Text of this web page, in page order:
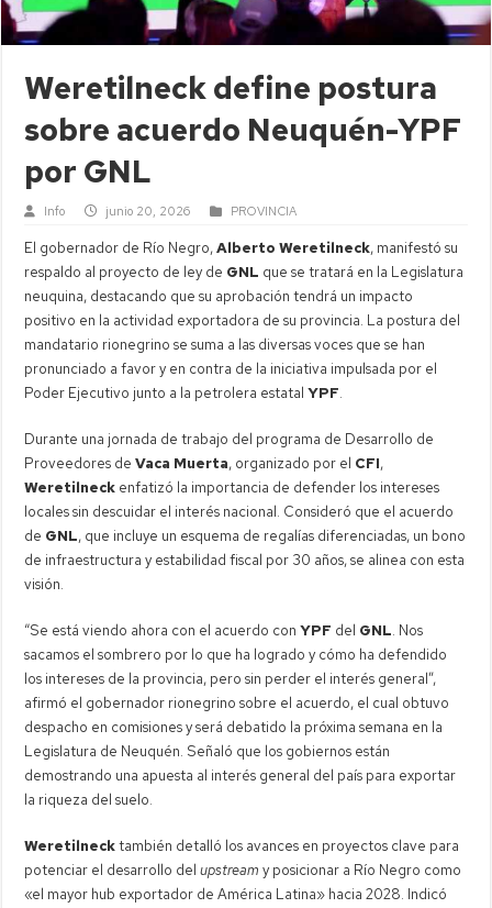
Weretilneck define postura
sobre acuerdo Neuquén-YPF
por GNL
Info junio 20, 2026 PROVINCIA
El gobernador de Río Negro,Alberto Weretilneck, manifestó su
respaldo al proyecto de ley de GNL que se tratará en la Legislatura
neuquina, destacando que su aprobación tendrá un impacto
positivo en la actividad exportadora de su provincia. La postura del
mandatario rionegrino se suma a las diversas voces que se han
pronunciado a favor y en contra de la iniciativa impulsada por el
Poder Ejecutivo junto a la petrolera estatalYPF.
Durante una jornada de trabajo del programa de Desarrollo de
Proveedores deVaca Muerta, organizado por el CFI,
Weretilneck enfatizó la importancia de defender los intereses
locales sin descuidar el interés nacional. Consideró que el acuerdo
de GNL, que incluye un esquema de regalías diferenciadas, un bono
de infraestructura y estabilidad fiscal por 30 años, se alinea con esta
visión.
“Se está viendo ahora con el acuerdo conYPF del GNL. Nos
sacamos el sombrero por lo que ha logrado y cómo ha defendido
los intereses de la provincia, pero sin perder el interés general”,
afirmó el gobernador rionegrino sobre el acuerdo, el cual obtuvo
despacho en comisiones y será debatido la próxima semana en la
Legislatura de Neuquén. Señaló que los gobiernos están
demostrando una apuesta al interés general del país para exportar
la riqueza del suelo.
Weretilnecktambién detalló los avances en proyectos clave para
potenciar el desarrollo delupstream y posicionar a Río Negro como
«el mayor hub exportador de América Latina» hacia 2028. Indicó